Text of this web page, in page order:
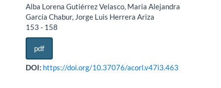
Alba Lorena Gutiérrez Velasco, Maria Alejandra
García Chabur, Jorge Luis Herrera Ariza
153 - 158
pdf
DOI: https://doi.org/10.37076/acorl.v47i3.463